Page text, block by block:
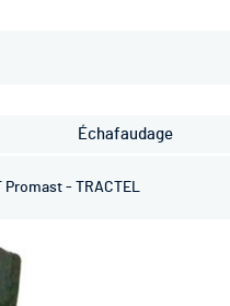
Échafaudage
Promast - TRACTEL